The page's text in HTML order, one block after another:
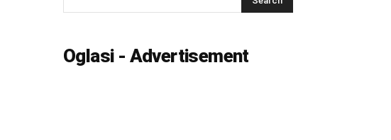
Oglasi - Advertisement